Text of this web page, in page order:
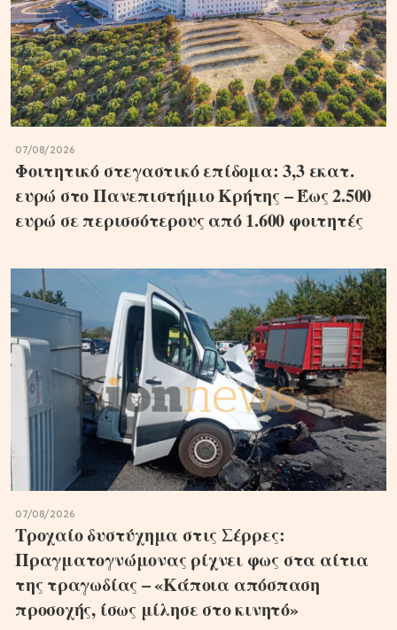
07/08/2026
Φοιτητικό στεγαστικό επίδομα: 3,3 εκατ.
ευρώ στο Πανεπιστήμιο Κρήτης – Έως 2.500
ευρώ σε περισσότερους από 1.600 φοιτητές
07/08/2026
Τροχαίο δυστύχημα στις Σέρρες:
Πραγματογνώμονας ρίχνει φως στα αίτια
της τραγωδίας – «Κάποια απόσπαση
προσοχής, ίσως μίλησε στο κινητό»